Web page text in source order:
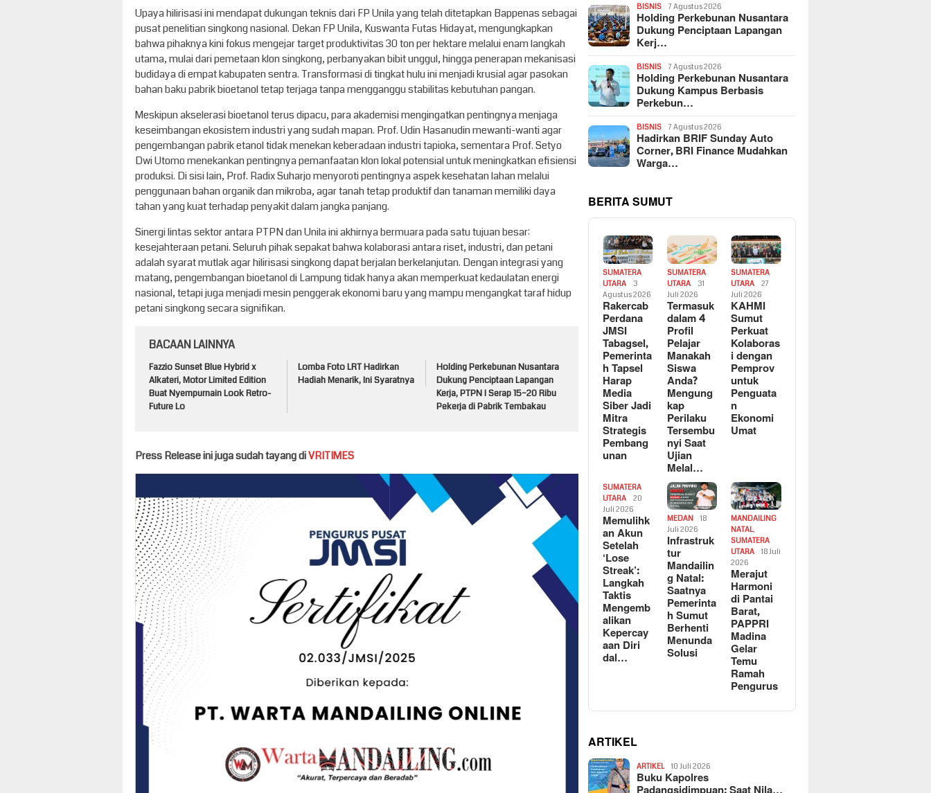
Upaya hilirisasi ini mendapat dukungan teknis dari FP Unila yang telah ditetapkan Bappenas sebagai
pusat penelitian singkong nasional. Dekan FP Unila, Kuswanta Futas Hidayat, mengungkapkan
bahwa pihaknya kini fokus mengejar target produktivitas 30 ton per hektare melalui enam langkah
utama, mulai dari pemetaan klon singkong, perbanyakan bibit unggul, hingga penerapan mekanisasi
budidaya di empat kabupaten sentra. Transformasi di tingkat hulu ini menjadi krusial agar pasokan
bahan baku pabrik bioetanol tetap terjaga tanpa mengganggu stabilitas kebutuhan pangan.
Meskipun akselerasi bioetanol terus dipacu, para akademisi mengingatkan pentingnya menjaga
keseimbangan ekosistem industri yang sudah mapan. Prof. Udin Hasanudin mewanti-wanti agar
pengembangan pabrik etanol tidak menekan keberadaan industri tapioka, sementara Prof. Setyo
Dwi Utomo menekankan pentingnya pemanfaatan klon lokal potensial untuk meningkatkan efisiensi
produksi. Di sisi lain, Prof. Radix Suharjo menyoroti pentingnya aspek kesehatan lahan melalui
penggunaan bahan organik dan mikroba, agar tanah tetap produktif dan tanaman memiliki daya
tahan yang kuat terhadap penyakit dalam jangka panjang.
Sinergi lintas sektor antara PTPN dan Unila ini akhirnya bermuara pada satu tujuan besar:
kesejahteraan petani. Seluruh pihak sepakat bahwa kolaborasi antara riset, industri, dan petani
adalah syarat mutlak agar hilirisasi singkong dapat berjalan berkelanjutan. Dengan integrasi yang
matang, pengembangan bioetanol di Lampung tidak hanya akan memperkuat kedaulatan energi
nasional, tetapi juga menjadi mesin penggerak ekonomi baru yang mampu mengangkat taraf hidup
petani singkong secara signifikan.
BACAAN LAINNYA
Fazzio Sunset Blue Hybrid x
Alkateri, Motor Limited Edition
Buat Nyempurnain Look Retro-
Future Lo
Lomba Foto LRT Hadirkan
Hadiah Menarik, Ini Syaratnya
Holding Perkebunan Nusantara
Dukung Penciptaan Lapangan
Kerja, PTPN I Serap 15–20 Ribu
Pekerja di Pabrik Tembakau
Press Release ini juga sudah tayang diVRITIMES
BISNIS 7 Agustus 2026
Holding Perkebunan Nusantara
Dukung Penciptaan Lapangan
Kerj…
BISNIS 7 Agustus 2026
Holding Perkebunan Nusantara
Dukung Kampus Berbasis
Perkebun…
BISNIS 7 Agustus 2026
Hadirkan BRIF Sunday Auto
Corner, BRI Finance Mudahkan
Warga…
BERITA SUMUT
SUMATERA
UTARA
3
Agustus 2026
Rakercab
Perdana
JMSI
Tabagsel,
Pemerinta
h Tapsel
Harap
Media
Siber Jadi
Mitra
Strategis
Pembang
unan
SUMATERA
UTARA
31
Juli 2026
Termasuk
dalam 4
Profil
Pelajar
Manakah
Siswa
Anda?
Mengung
kap
Perilaku
Tersembu
nyi Saat
Ujian
Melal…
SUMATERA
UTARA
27
Juli 2026
KAHMI
Sumut
Perkuat
Kolaboras
i dengan
Pemprov
untuk
Penguata
n
Ekonomi
Umat
SUMATERA
UTARA
20
Juli 2026
Memulihk
an Akun
Setelah
‘Lose
Streak’:
Langkah
Taktis
Mengemb
alikan
Kepercay
aan Diri
dal…
MEDAN
18
Juli 2026
Infrastruk
tur
Mandailin
g Natal:
Saatnya
Pemerinta
h Sumut
Berhenti
Menunda
Solusi
MANDAILING
NATAL,
SUMATERA
UTARA
18 Juli
2026
Merajut
Harmoni
di Pantai
Barat,
PAPPRI
Madina
Gelar
Temu
Ramah
Pengurus
ARTIKEL
ARTIKEL 10 Juli 2026
Buku Kapolres